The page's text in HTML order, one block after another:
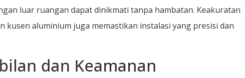
luar ruangan dapat dinikmati tanpa hambatan. Keakuratan
kusen aluminium juga memastikan instalasi yang presisi dan
dan Keamanan